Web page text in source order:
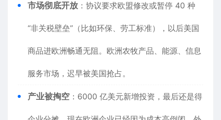
市场彻底开放 ：协议要求欧盟修改或暂停 40 种
“非关税壁垒”（比如环保、劳工标准），以后美国
商品进欧洲畅通无阻。欧洲农牧产品、能源、信息
服务市场，迟早被美国抢占。
产业被掏空 ：6000 亿美元新增投资，最后还是得